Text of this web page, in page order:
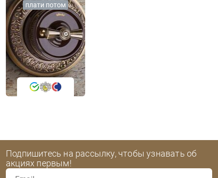
плати потом
Подпишитесь на рассылку, чтобы узнавать об
акциях первым!